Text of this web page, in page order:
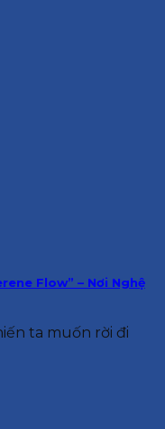
Flow” – Nơi Nghệ
ta muốn rời đi